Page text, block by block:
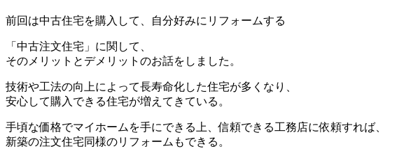
前回は中古住宅を購入して、自分好みにリフォームする
「中古注文住宅」に関して、
そのメリットとデメリットのお話をしました。
技術や工法の向上によって長寿命化した住宅が多くなり、
安心して購入できる住宅が増えてきている。
手頃な価格でマイホームを手にできる上、信頼できる工務店に依頼すれば、
新築の注文住宅同様のリフォームもできる。